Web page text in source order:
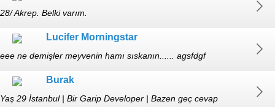
28/ Akrep. Belki varım.
Lucifer Morningstar
eee ne demişler meyvenin hamı sıskanın...... agsfdgf
Burak
Yaş 29 İstanbul | Bir Garip Developer | Bazen geç cevap